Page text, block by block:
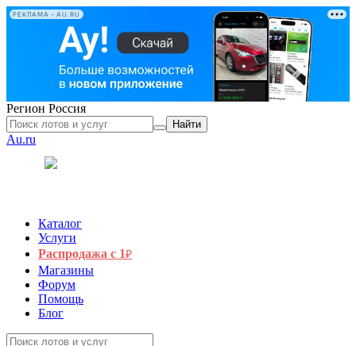
РЕКЛАМА • AU.RU
Регион Россия
Найти
Au.ru
Каталог
Услуги
Распродажа с 1₽
Магазины
Форум
Помощь
Блог